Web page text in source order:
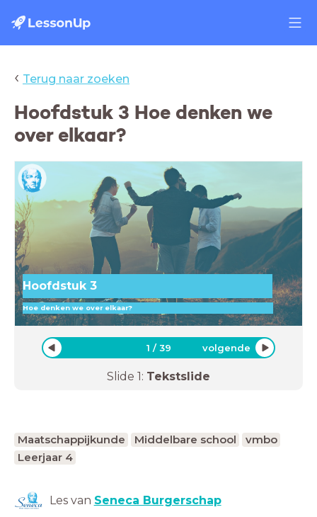
‹ Terug naar zoeken
Hoofdstuk 3 Hoe denken we
over elkaar?
Hoofdstuk 3
Hoe denken we over elkaar?
1 /39 volgende
Slide 1: Tekstslide
Maatschappijkunde Middelbare school
vmbo
Leerjaar 4
Les van Seneca Burgerschap